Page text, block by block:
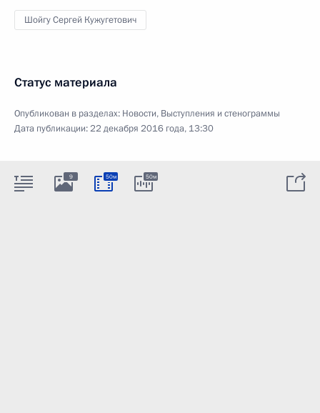
Шойгу Сергей Кужугетович
Статус материала
Опубликован в разделах: Новости, Выступления и стенограммы
Дата публикации:22 декабря 2016 года, 13:30
9 50м 50м